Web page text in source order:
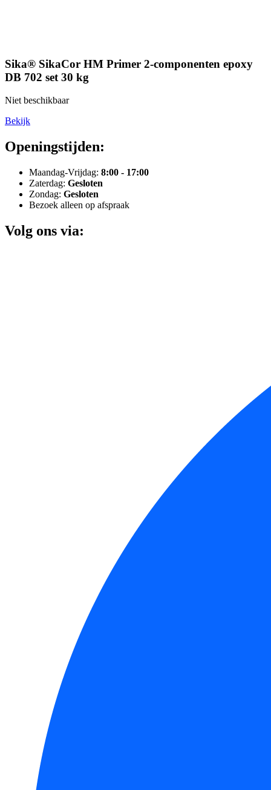
Sika® SikaCor HM Primer 2-componenten epoxy
DB 702 set 30 kg
Niet beschikbaar
Bekijk
Openingstijden:
Maandag-Vrijdag: 8:00 - 17:00
Zaterdag: Gesloten
Zondag: Gesloten
Bezoek alleen op afspraak
Volg ons via: